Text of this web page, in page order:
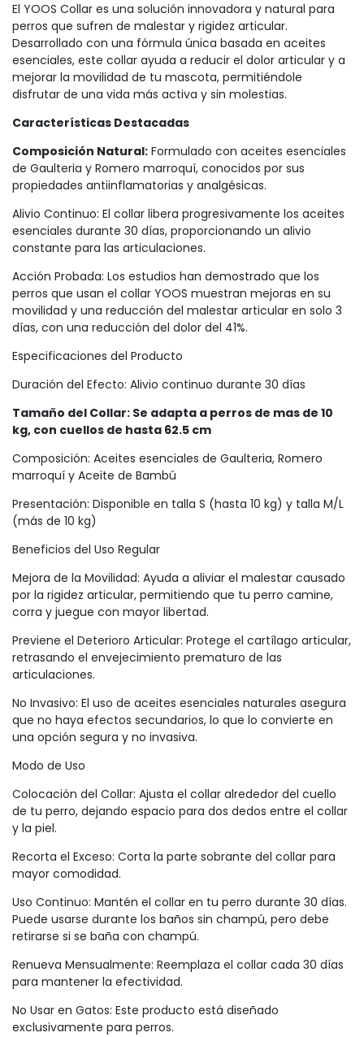
El YOOS Collar es una solución innovadora y natural para
perros que sufren de malestar y rigidez articular.
Desarrollado con una fórmula única basada en aceites
esenciales, este collar ayuda a reducir el dolor articular y a
mejorar la movilidad de tu mascota, permitiéndole
disfrutar de una vida más activa y sin molestias.
Características Destacadas
Composición Natural: Formulado con aceites esenciales
de Gaulteria y Romero marroquí, conocidos por sus
propiedades antiinflamatorias y analgésicas.
Alivio Continuo: El collar libera progresivamente los aceites
esenciales durante 30 días, proporcionando un alivio
constante para las articulaciones.
Acción Probada: Los estudios han demostrado que los
perros que usan el collar YOOS muestran mejoras en su
movilidad y una reducción del malestar articular en solo 3
días, con una reducción del dolor del 41%.
Especificaciones del Producto
Duración del Efecto: Alivio continuo durante 30 días
Tamaño del Collar: Se adapta a perros de mas de 10
kg, con cuellos de hasta 62.5 cm
Composición: Aceites esenciales de Gaulteria, Romero
marroquí y Aceite de Bambú
Presentación: Disponible en talla S (hasta 10 kg) y talla M/L
(más de 10 kg)
Beneficios del Uso Regular
Mejora de la Movilidad: Ayuda a aliviar el malestar causado
por la rigidez articular, permitiendo que tu perro camine,
corra y juegue con mayor libertad.
Previene el Deterioro Articular: Protege el cartílago articular,
retrasando el envejecimiento prematuro de las
articulaciones.
No Invasivo: El uso de aceites esenciales naturales asegura
que no haya efectos secundarios, lo que lo convierte en
una opción segura y no invasiva.
Modo de Uso
Colocación del Collar: Ajusta el collar alrededor del cuello
de tu perro, dejando espacio para dos dedos entre el collar
y la piel.
Recorta el Exceso: Corta la parte sobrante del collar para
mayor comodidad.
Uso Continuo: Mantén el collar en tu perro durante 30 días.
Puede usarse durante los baños sin champú, pero debe
retirarse si se baña con champú.
Renueva Mensualmente: Reemplaza el collar cada 30 días
para mantener la efectividad.
No Usar en Gatos: Este producto está diseñado
exclusivamente para perros.